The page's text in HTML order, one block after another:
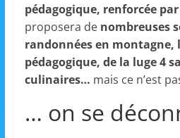
r
d
e
3
n
pédagogique, renforcée
proposera de nombreuses
randonnées en montagne,
pédagogique, de la luge 4
culinaires… mais ce n’est
… on se